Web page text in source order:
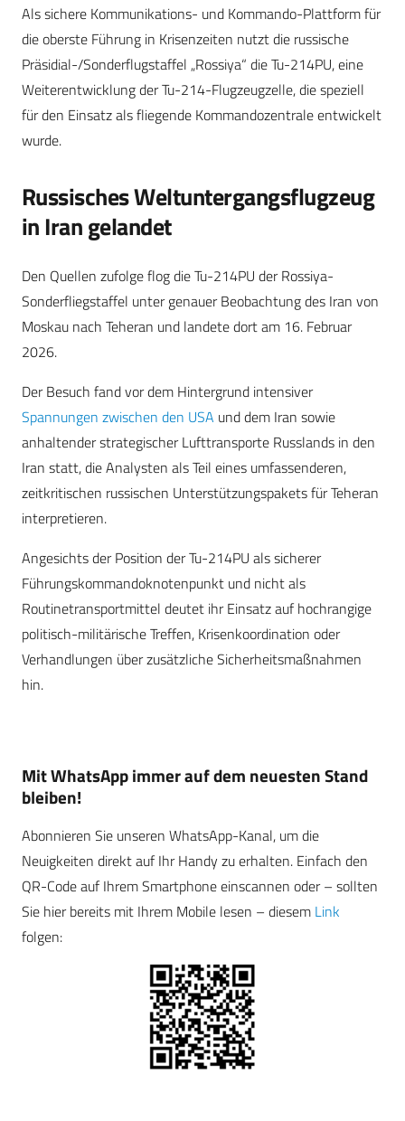
Als sichere Kommunikations- und Kommando-Plattform für
die oberste Führung in Krisenzeiten nutzt die russische
Präsidial-/Sonderflugstaffel „Rossiya“ die Tu-214PU, eine
Weiterentwicklung der Tu-214-Flugzeugzelle, die speziell
für den Einsatz als fliegende Kommandozentrale entwickelt
wurde.
Russisches Weltuntergangsflugzeug
in Iran gelandet
Den Quellen zufolge flog die Tu-214PU der Rossiya-
Sonderfliegstaffel unter genauer Beobachtung des Iran von
Moskau nach Teheran und landete dort am 16. Februar
2026.
Der Besuch fand vor dem Hintergrund intensiver
Spannungen zwischen den USA und dem Iran sowie
anhaltender strategischer Lufttransporte Russlands in den
Iran statt, die Analysten als Teil eines umfassenderen,
zeitkritischen russischen Unterstützungspakets für Teheran
interpretieren.
Angesichts der Position der Tu-214PU als sicherer
Führungskommandoknotenpunkt und nicht als
Routinetransportmittel deutet ihr Einsatz auf hochrangige
politisch-militärische Treffen, Krisenkoordination oder
Verhandlungen über zusätzliche Sicherheitsmaßnahmen
hin.
Mit WhatsApp immer auf dem neuesten Stand
bleiben!
Abonnieren Sie unseren WhatsApp-Kanal, um die
Neuigkeiten direkt auf Ihr Handy zu erhalten. Einfach den
QR-Code auf Ihrem Smartphone einscannen oder – sollten
Sie hier bereits mit Ihrem Mobile lesen – diesem Link
folgen: